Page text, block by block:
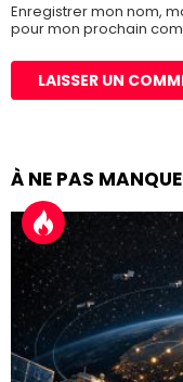
Enregistrer mon nom,
pour mon prochain
À NE PAS